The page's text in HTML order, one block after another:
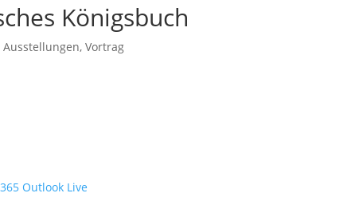
Königsbuch
Ausstellungen, Vortrag
Outlook Live